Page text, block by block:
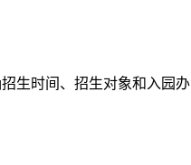
时间、招生对象和入园